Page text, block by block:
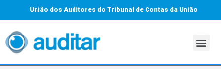
União dos Auditores do Tribunal de Contas da União